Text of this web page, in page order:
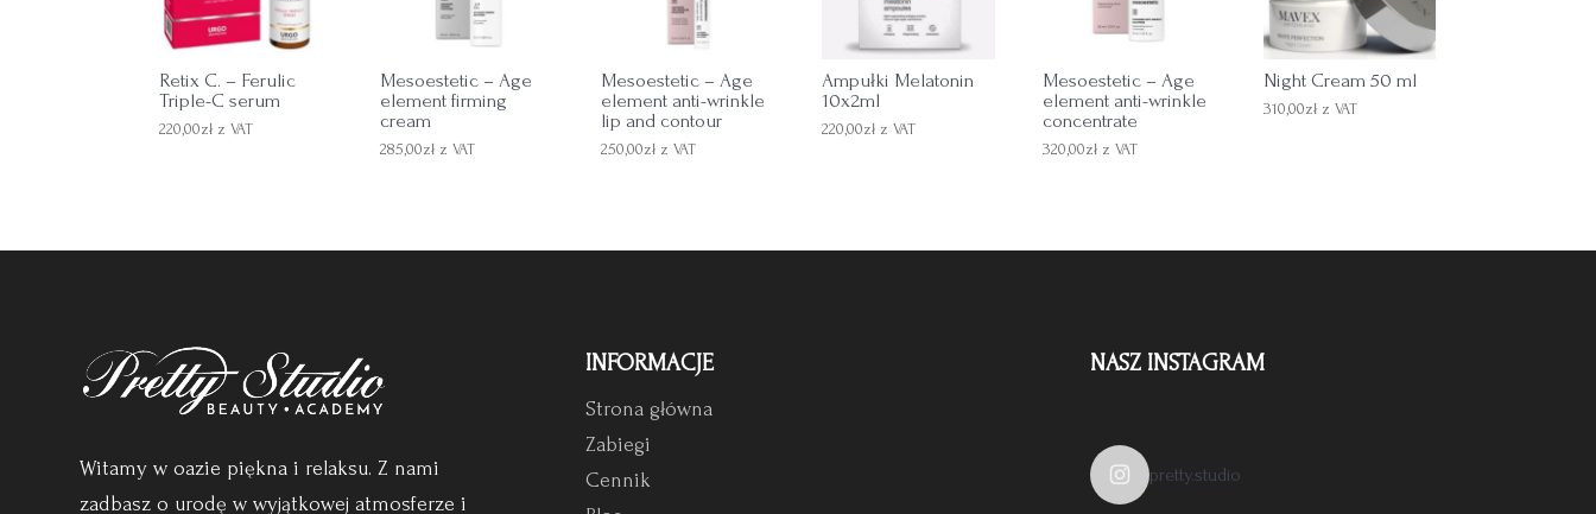
Retix C. – Ferulic
Triple-C serum
220,00zł z VAT
Mesoestetic – Age
element firming
cream
285,00zł z VAT
Mesoestetic – Age
element anti-wrinkle
lip and contour
250,00zł z VAT
Ampułki Melatonin
10x2ml
220,00zł z VAT
Mesoestetic – Age
element anti-wrinkle
concentrate
320,00zł z VAT
Night Cream 50 ml
310,00zł z VAT
Witamy w oazie piękna i relaksu. Z nami
zadbasz o urodę w wyjątkowej atmosferze i
INFORMACJE
Strona główna
Zabiegi
Cennik
NASZ INSTAGRAM
pretty.studio